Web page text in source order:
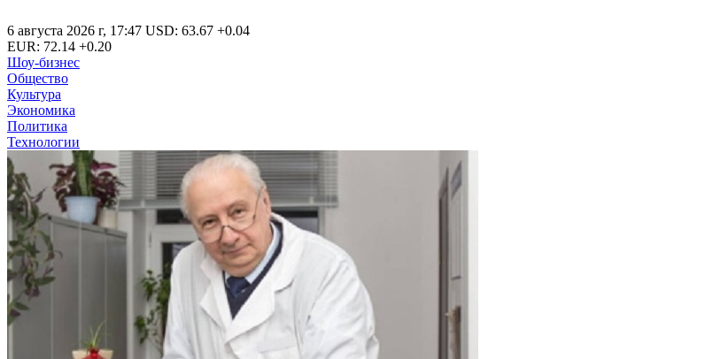
6 августа 2026 г, 17:47 USD: 63.67 +0.04
EUR: 72.14 +0.20
Шоу-бизнес
Общество
Культура
Экономика
Политика
Технологии